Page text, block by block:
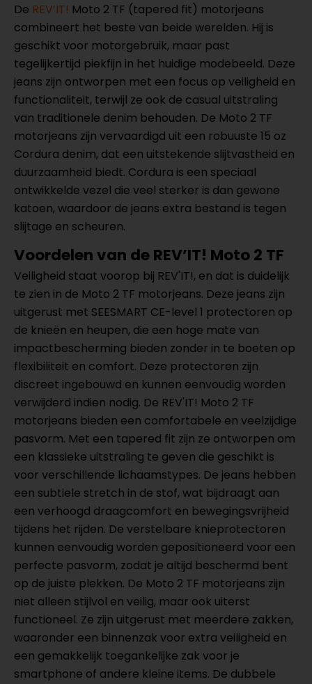
De REV’IT! Moto 2 TF (tapered fit) motorjeans
combineert het beste van beide werelden. Hij is
geschikt voor motorgebruik, maar past
tegelijkertijd piekfijn in het huidige modebeeld. Deze
jeans zijn ontworpen met een focus op veiligheid en
functionaliteit, terwijl ze ook de casual uitstraling
van traditionele denim behouden. De Moto 2 TF
motorjeans zijn vervaardigd uit een robuuste 15 oz
Cordura denim, dat een uitstekende slijtvastheid en
duurzaamheid biedt. Cordura is een speciaal
ontwikkelde vezel die veel sterker is dan gewone
katoen, waardoor de jeans extra bestand is tegen
slijtage en scheuren.
Voordelen van de REV’IT! Moto 2 TF
Veiligheid staat voorop bij REV'IT!, en dat is duidelijk
te zien in de Moto 2 TF motorjeans. Deze jeans zijn
uitgerust met SEESMART CE-level 1 protectoren op
de knieën en heupen, die een hoge mate van
impactbescherming bieden zonder in te boeten op
flexibiliteit en comfort. Deze protectoren zijn
discreet ingebouwd en kunnen eenvoudig worden
verwijderd indien nodig. De REV'IT! Moto 2 TF
motorjeans bieden een comfortabele en veelzijdige
pasvorm. Met een tapered fit zijn ze ontworpen om
een klassieke uitstraling te geven die geschikt is
voor verschillende lichaamstypes. De jeans hebben
een subtiele stretch in de stof, wat bijdraagt aan
een verhoogd draagcomfort en bewegingsvrijheid
tijdens het rijden. De verstelbare knieprotectoren
kunnen eenvoudig worden gepositioneerd voor een
perfecte pasvorm, zodat je altijd beschermd bent
op de juiste plekken. De Moto 2 TF motorjeans zijn
niet alleen stijlvol en veilig, maar ook uiterst
functioneel. Ze zijn uitgerust met meerdere zakken,
waaronder een binnenzak voor extra veiligheid en
een gemakkelijk toegankelijke zak voor je
smartphone of andere kleine items. De dubbele